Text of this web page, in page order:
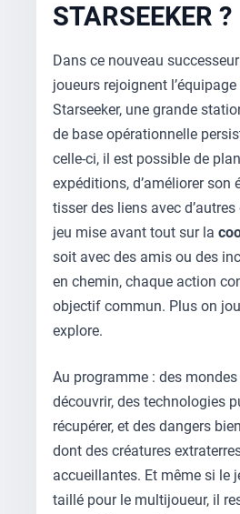
STARSEEKER ?
Dans ce nouveau successeur
joueurs rejoignent l’équipage
Starseeker, une grande
de base opérationnelle
celle-ci, il est possible de
expéditions, d’améliorer son
tisser des liens avec
jeu mise avant tout sur la
soit avec des amis ou des
en chemin, chaque action
objectif commun. Plus on
explore.
Au programme : des
découvrir, des technologies
récupérer, et des dangers
dont des créatures
accueillantes. Et même si le
taillé pour le multijoueur, il